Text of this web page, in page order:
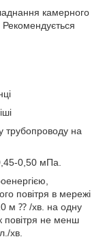
камерного
трубопроводу на
0,50 мПа.
повітря в мережі
м ⁇ /хв. на одну
повітря не менш
хв.